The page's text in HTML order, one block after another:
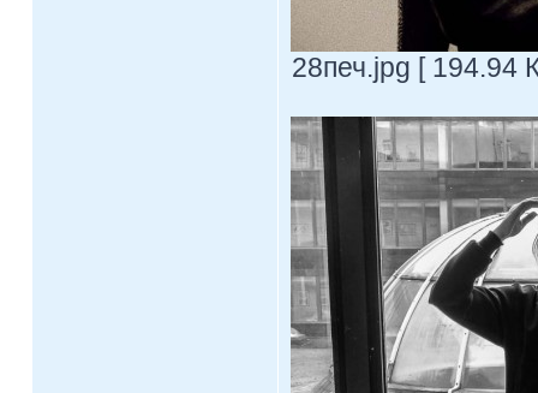
28печ.jpg [ 194.94